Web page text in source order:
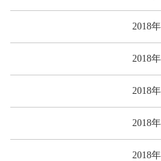
2018
2018
2018
2018
2018